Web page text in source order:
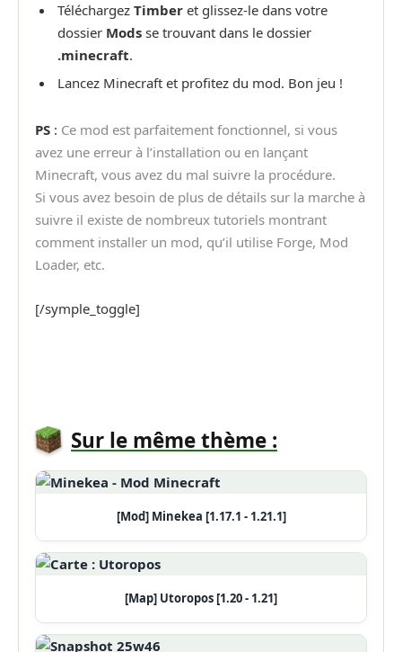
Téléchargez Timber et glissez-le dans votre
dossier Mods se trouvant dans le dossier
.minecraft.
Lancez Minecraft et profitez du mod. Bon jeu !
PS : Ce mod est parfaitement fonctionnel, si vous
avez une erreur à l’installation ou en lançant
Minecraft, vous avez du mal suivre la procédure.
Si vous avez besoin de plus de détails sur la marche à
suivre il existe de nombreux tutoriels montrant
comment installer un mod, qu’il utilise Forge, Mod
Loader, etc.
[/symple_toggle]
Sur le même thème :
[Mod] Minekea [1.17.1 - 1.21.1]
[Map] Utoropos [1.20 - 1.21]